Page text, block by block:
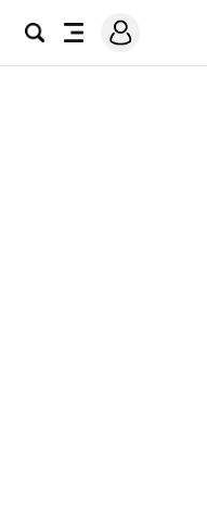
검
전
메
그